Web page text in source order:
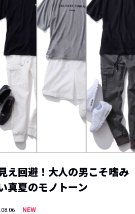
え回避！大人の男こそ嗜み
真夏のモノトーン
NEW